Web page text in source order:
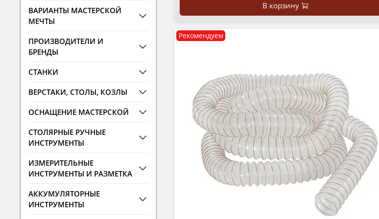
В корзину
Рекомендуем
ВАРИАНТЫ МАСТЕРСКОЙ
МЕЧТЫ
ПРОИЗВОДИТЕЛИ И
БРЕНДЫ
СТАНКИ
ВЕРСТАКИ, СТОЛЫ, КОЗЛЫ
ОСНАЩЕНИЕ МАСТЕРСКОЙ
СТОЛЯРНЫЕ РУЧНЫЕ
ИНСТРУМЕНТЫ
ИЗМЕРИТЕЛЬНЫЕ
ИНСТРУМЕНТЫ И РАЗМЕТКА
АККУМУЛЯТОРНЫЕ
ИНСТРУМЕНТЫ